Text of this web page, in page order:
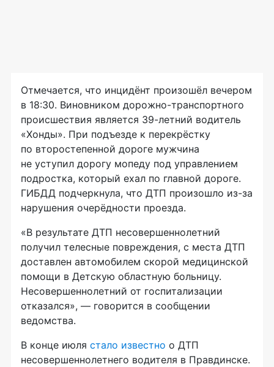
Отмечается, что инцидёнт произошёл вечером
в 18:30. Виновником дорожно-транспортного
происшествия является 39-летний водитель
«Хонды». При подъезде к перекрёстку
по второстепенной дороге мужчина
не уступил дорогу мопеду под управлением
подростка, который ехал по главной дороге.
ГИБДД подчеркнула, что ДТП произошло из-за
нарушения очерёдности проезда.
«В результате ДТП несовершеннолетний
получил телесные повреждения, с места ДТП
доставлен автомобилем скорой медицинской
помощи в Детскую областную больницу.
Несовершеннолетний от госпитализации
отказался», — говорится в сообщении
ведомства.
В конце июля стало известно о ДТП
несовершеннолетнего водителя в Правдинске.